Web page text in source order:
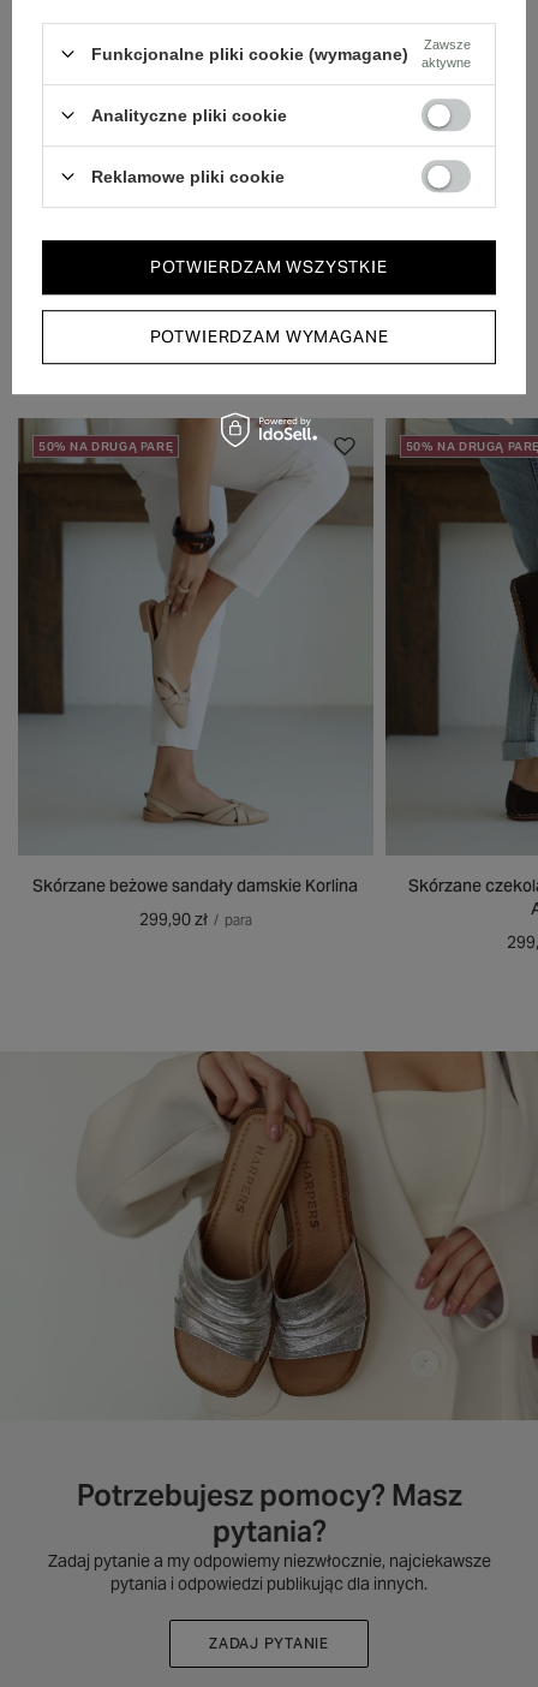
Dbamy o doświadczenie klientów i wysyłamy w 24h.
Zobacz również
50% NA DRUGĄ PARĘ
Skórzane beżowe sandały damskie Korlina
299,90 zł / para
50% NA DRUGĄ
Skórzane
Potrzebujesz pomocy? Masz
pytania?
Zadaj pytanie a my odpowiemy niezwłocznie, najciekawsze
pytania i odpowiedzi publikując dla innych.
ZADAJ PYTANIE
Funkcjonalne pliki cookie (wymagane)
Zawsze
aktywne
Analityczne pliki cookie
Reklamowe pliki cookie
POTWIERDZAM WYMAGANE
POTWIERDZAM WSZYSTKIE